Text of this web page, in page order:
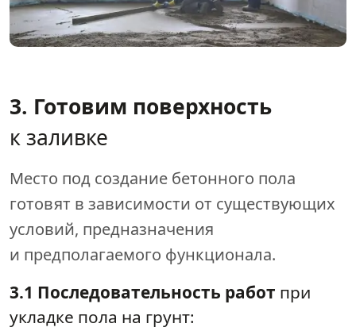
3. Готовим поверхность
к заливке
Место под создание бетонного пола
готовят в зависимости от существующих
условий, предназначения
и предполагаемого функционала.
3.1 Последовательность работ при
укладке пола на грунт: